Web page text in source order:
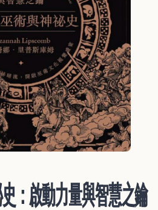
：啟動力量與智慧之鑰